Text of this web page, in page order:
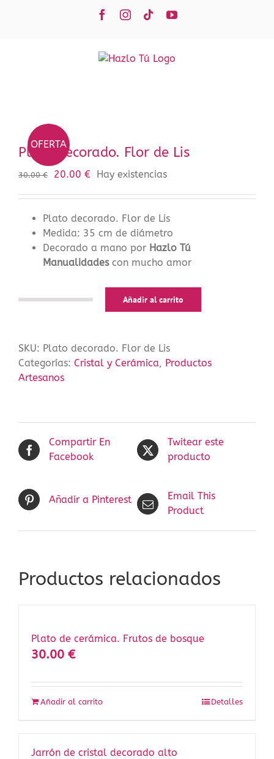
FacebookInstagram
TiktokYouTube
OFERTA
Plato decorado. Flor de Lis
30.00€
El
original
era:
30.00 €.
20.00 € El
actual
es:
20.00 €.
Hay existencias
Plato decorado. Flor de Lis
Medida: 35 cm de diámetro
Decorado a mano por Hazlo Tú
Manualidadescon mucho amor
de
Lis
cantidad
Añadir al carrito
SKU: Plato decorado. Flor de Lis
Categorías: Cristal y Cerámica, Productos
Artesanos
Compartir En
Facebook
Twitear este
producto
Añadir a Pinterest
Email This
Product
Productos relacionados
Plato de cerámica. Frutos de bosque
30.00 €
Añadir al carrito Detalles
Jarrón de cristal decorado alto